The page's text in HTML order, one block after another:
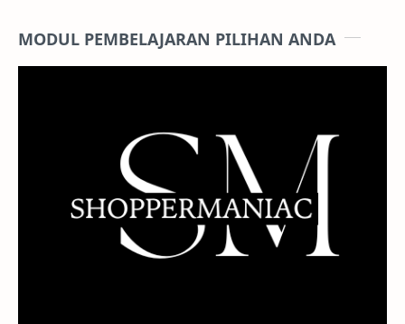
MODUL PEMBELAJARAN PILIHAN ANDA